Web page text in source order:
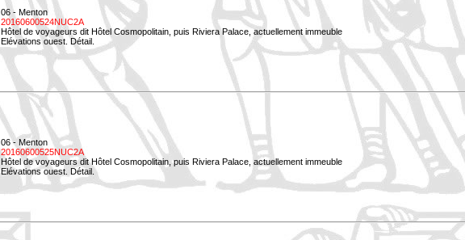
06 - Menton
20160600524NUC2A
Hôtel de voyageurs dit Hôtel Cosmopolitain, puis Riviera Palace, actuellement immeuble
Elévations ouest. Détail.
06 - Menton
20160600525NUC2A
Hôtel de voyageurs dit Hôtel Cosmopolitain, puis Riviera Palace, actuellement immeuble
Elévations ouest. Détail.